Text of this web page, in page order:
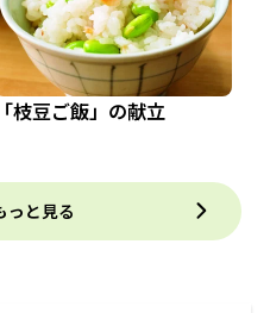
「枝豆ご飯」の献立
っと見る